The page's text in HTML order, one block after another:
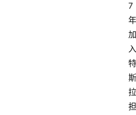
7
年
加
入
特
斯
拉
担